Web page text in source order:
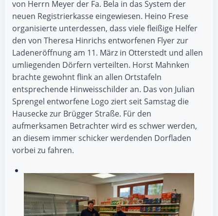
von Herrn Meyer der Fa. Bela in das System der
neuen Registrierkasse eingewiesen. Heino Frese
organisierte unterdessen, dass viele fleißige Helfer
den von Theresa Hinrichs entworfenen Flyer zur
Ladeneröffnung am 11. März in Otterstedt und allen
umliegenden Dörfern verteilten. Horst Mahnken
brachte gewohnt flink an allen Ortstafeln
entsprechende Hinweisschilder an. Das von Julian
Sprengel entworfene Logo ziert seit Samstag die
Hausecke zur Brügger Straße. Für den
aufmerksamen Betrachter wird es schwer werden,
an diesem immer schicker werdenden Dorfladen
vorbei zu fahren.